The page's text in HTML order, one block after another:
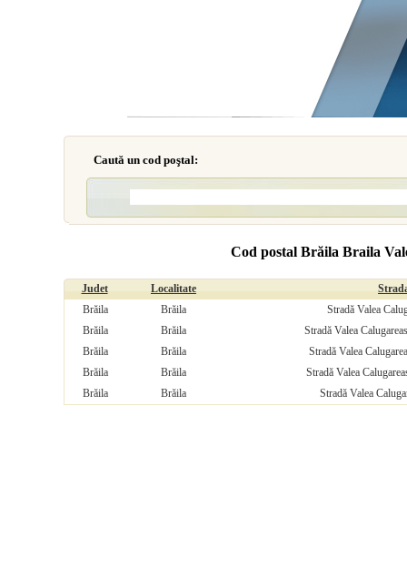
Caută un cod poştal:
Cod postal Brăila Braila
Judet Localitate
Brăila
Brăila
Stradă Valea
Brăila
Brăila
Stradă Valea
Brăila
Brăila
Stradă Valea
Brăila
Brăila
Stradă Valea
Brăila
Brăila Stradă Valea